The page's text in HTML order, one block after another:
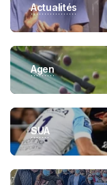
Actualités
Agen
SUA